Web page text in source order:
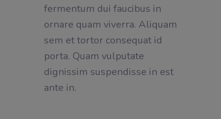
fermentum dui faucibus in
ornare quam viverra. Aliquam
sem et tortor consequat id
porta. Quam vulputate
dignissim suspendisse in est
ante in.